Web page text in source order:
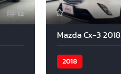
12
Mazda Cx-3 2018
2018